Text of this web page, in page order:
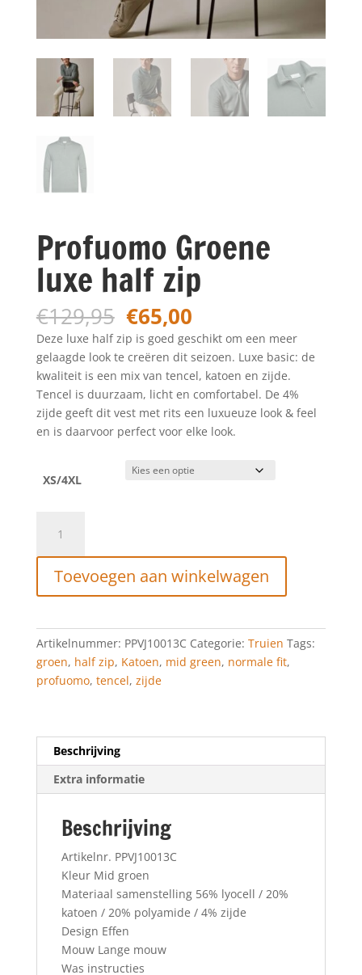
Profuomo Groene
luxe half zip
€129,95 Oorspronkelijke
prijs
was:
€129,95.
€65,00Huidige
prijs
is:
€65,00.
Deze luxe half zip is goed geschikt om een ​meer
gelaagde look te creëren dit seizoen. Luxe basic: de
kwaliteit is een mix van tencel, katoen en zijde.
Tencel is duurzaam, licht en comfortabel. De 4%
zijde geeft dit vest met rits een luxueuze look & feel
en is daarvoor perfect voor elke look.
XS/4XL
Groene
luxe
half
zip
Toevoegen aan winkelwagen
Artikelnummer: PPVJ10013C Categorie: Truien Tags:
groen, half zip, Katoen, mid green, normale fit,
profuomo, tencel, zijde
Beschrijving
Extra informatie
Beschrijving
Artikelnr. PPVJ10013C
Kleur Mid groen
Materiaal samenstelling 56% lyocell / 20%
katoen / 20% polyamide / 4% zijde
Design Effen
Mouw Lange mouw
Was instructies